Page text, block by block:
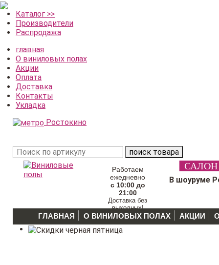
Каталог >>
Производители
Распродажа
главная
О виниловых полах
Акции
Оплата
Доставка
Контакты
Укладка
Ростокино
поиск товара
Работаем
ежедневно
с 10:00 до
21:00
Доставка без
выходных!
В шоуруме
ГЛАВНАЯ О ВИНИЛОВЫХ ПОЛАХ АКЦИИ